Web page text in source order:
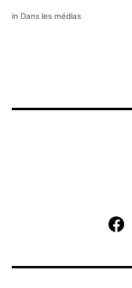
(BD)
Dans les médias